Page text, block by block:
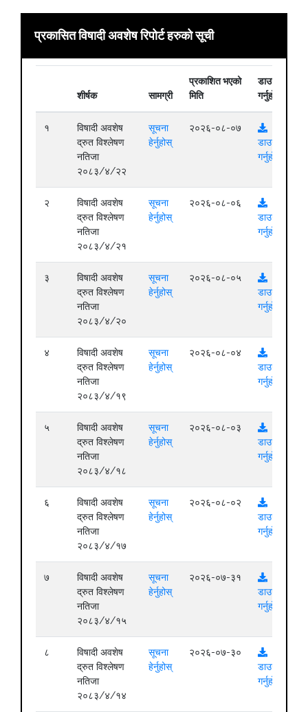
प्रकासित विषादी अवशेष रिपोर्ट हरुको सूची
शीर्षक सामग्री
प्रकाशित भएको
मिति
डाउनलोड
गर्नुहोस्
१
विषादी अवशेष
द्रुत विश्लेषण
नतिजा
२०८३/४/२२
सूचना
हेर्नुहोस्
२०२६-०८-०७
डाउनलोड
गर्नुहोस्
२
विषादी अवशेष
द्रुत विश्लेषण
नतिजा
२०८३/४/२१
सूचना
हेर्नुहोस्
२०२६-०८-०६
डाउनलोड
गर्नुहोस्
३
विषादी अवशेष
द्रुत विश्लेषण
नतिजा
२०८३/४/२०
सूचना
हेर्नुहोस्
२०२६-०८-०५
डाउनलोड
गर्नुहोस्
४
विषादी अवशेष
द्रुत विश्लेषण
नतिजा
२०८३/४/१९
सूचना
हेर्नुहोस्
२०२६-०८-०४
डाउनलोड
गर्नुहोस्
५
विषादी अवशेष
द्रुत विश्लेषण
नतिजा
२०८३/४/१८
सूचना
हेर्नुहोस्
२०२६-०८-०३
डाउनलोड
गर्नुहोस्
६
विषादी अवशेष
द्रुत विश्लेषण
नतिजा
२०८३/४/१७
सूचना
हेर्नुहोस्
२०२६-०८-०२
डाउनलोड
गर्नुहोस्
७
विषादी अवशेष
द्रुत विश्लेषण
नतिजा
२०८३/४/१५
सूचना
हेर्नुहोस्
२०२६-०७-३१
डाउनलोड
गर्नुहोस्
८
विषादी अवशेष
द्रुत विश्लेषण
नतिजा
२०८३/४/१४
सूचना
हेर्नुहोस्
२०२६-०७-३०
डाउनलोड
गर्नुहोस्